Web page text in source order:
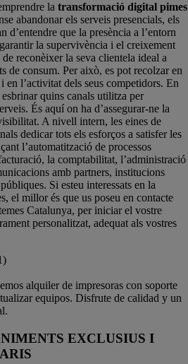
la transformació digital pimes
abandonar els serveis presencials, els
d’entendre que la presència a l’entorn
la supervivència i el creixement
reconèixer la seva clientela ideal a
de consum. Per això, es pot recolzar en
en l’activitat dels seus competidors. En
quins canals utilitza per
És aquí on ha d’assegurar-ne la
A nivell intern, les eines de
dedicar tots els esforços a satisfer les
l’automatització de processos
la comptabilitat, l’administració
amb partners, institucions
Si esteu interessats en la
el millor és que us poseu en contacte
Catalunya, per iniciar el vostre
personalitzat, adequat als vostres
alquiler de impresoras con soporte
equipos. Disfrute de calidad y un
EXCLUSIUS I